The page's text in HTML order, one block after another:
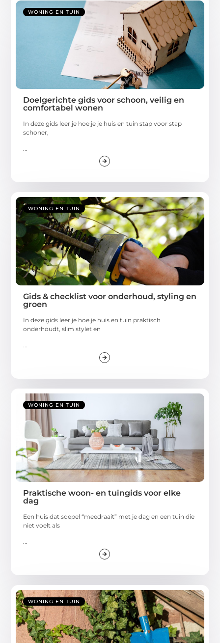
WONING EN TUIN
Doelgerichte gids voor schoon, veilig en
comfortabel wonen
In deze gids leer je hoe je je huis en tuin stap voor stap
schoner,
WONING EN TUIN
Gids & checklist voor onderhoud, styling en
groen
In deze gids leer je hoe je huis en tuin praktisch
onderhoudt, slim stylet en
WONING EN TUIN
Praktische woon- en tuingids voor elke
dag
Een huis dat soepel “meedraait” met je dag en een tuin die
niet voelt als
WONING EN TUIN